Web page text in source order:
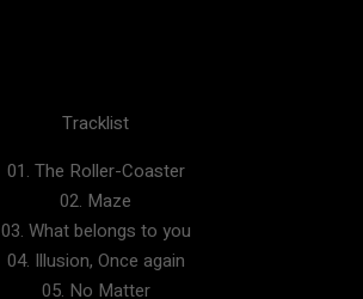
Tracklist
01. The Roller-Coaster
02. Maze
03. What belongs to you
04. Illusion, Once again
05. No Matter